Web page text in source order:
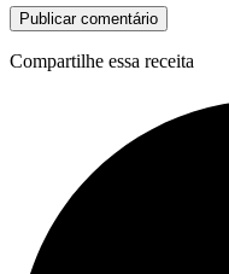
Compartilhe essa receita